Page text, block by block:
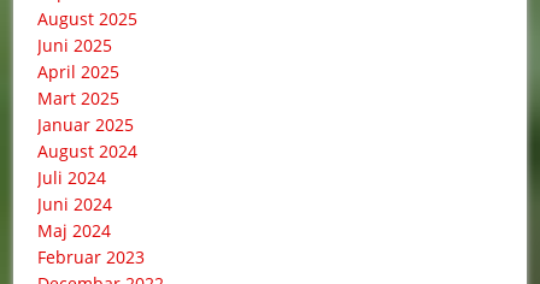
August 2025
Juni 2025
April 2025
Mart 2025
Januar 2025
August 2024
Juli 2024
Juni 2024
Maj 2024
Februar 2023